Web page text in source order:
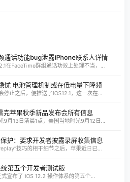
通话功能bug泄露iPhone联系人详情
FaceTime群组通话功效上处理不当，...
忧 电池管理机制或在低电量下降频
止之后，便推送了iOS12.1，这一次在...
完苹果秋季新品发布会所有信息
9月13日清晨1点，美国当地时光9月12日...
护：要求开发者披露录屏收集信息
技巧的相干细节之后，苹果近日已...
第五个开发者测试版
宣布了 iOS 12.2 操作体系的第五个...